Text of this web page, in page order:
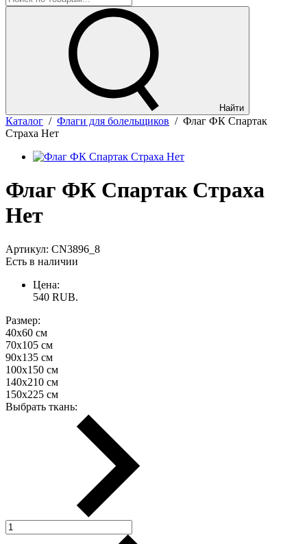
Найти
Каталог / Флаги для болельщиков / Флаг ФК Спартак
Страха Нет
Флаг ФК Спартак Страха
Нет
Артикул: CN3896_8
Есть в наличии
Цена:
540 RUB.
Размер:
40х60 см
70х105 см
90х135 см
100х150 см
140х210 см
150х225 см
Выбрать ткань: